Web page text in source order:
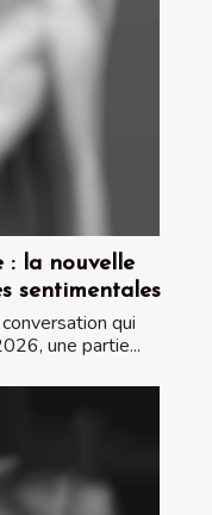
: la nouvelle
sentimentales
qui
une partie...